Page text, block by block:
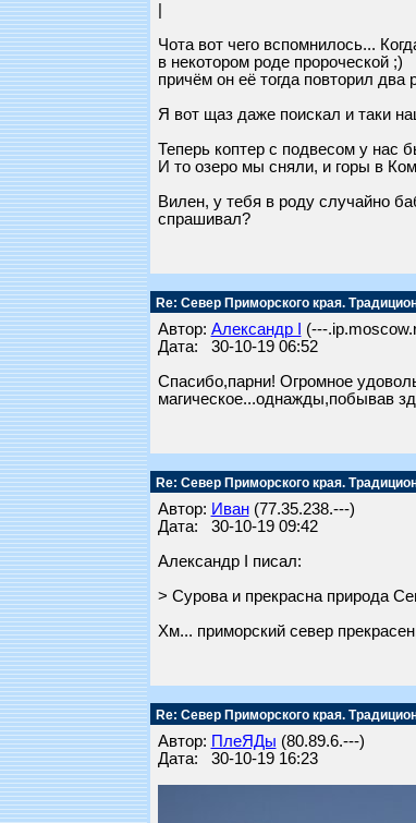
Чота вот чего вспомнилось...
в некотором роде пророческой ;)
причём он её тогда повторил два
Я вот щаз даже поискал и таки
Теперь коптер с подвесом у нас
И то озеро мы сняли, и горы в
Вилен, у тебя в роду случайно
спрашивал?
Re: Север Приморского края.
Автор: Александр I
(---
Дата: 30-10-19 06:52
Спасибо,парни! Огромное
магическое...однажды,побывав
Re: Север Приморского края.
Автор: Иван(77.35.238.---)
Дата: 30-10-19 09:42
Александр I писал:
> Сурова и прекрасна природа
Хм... приморский север
Re: Север Приморского края.
Автор: ПлеЯДы (80.89.6.---)
Дата: 30-10-19 16:23